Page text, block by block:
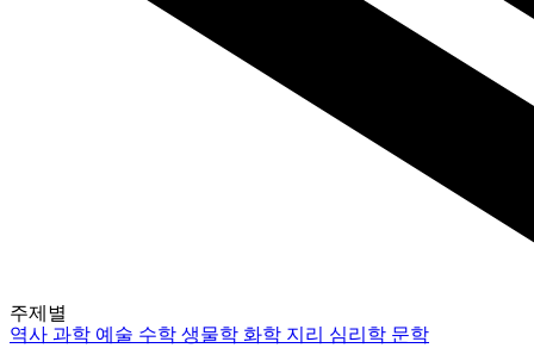
주제별
역사과학 예술 수학생물학 화학 지리 심리학 문학